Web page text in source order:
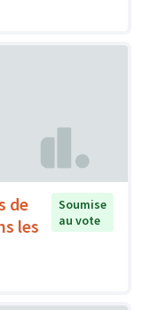
de
les
Soumise
au vote